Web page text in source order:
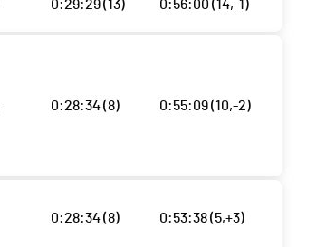
0:29:29 (13) 0:56:00 (14,-1)
0:28:34 (8) 0:55:09 (10,-2)
0:28:34 (8) 0:53:38 (5,+3)